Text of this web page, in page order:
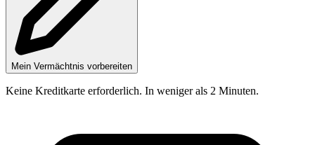
Mein Vermächtnis vorbereiten
Keine Kreditkarte erforderlich. In weniger als 2 Minuten.